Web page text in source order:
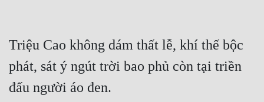
Triệu Cao không dám thất lễ, khí thế bộc
phát, sát ý ngút trời bao phủ còn tại triền
đấu người áo đen.